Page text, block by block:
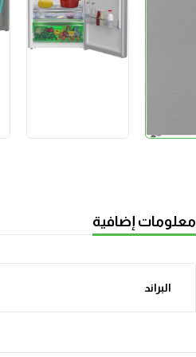
معلومات إضافية
البراند